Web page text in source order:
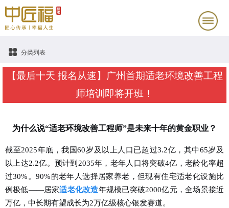
分类列表
【最后十天 报名从速】广州首期适老环境改善工程
师培训即将开班！
为什么说“适老环境改善工程师”是未来十年的黄金职业？
截至2025年底，我国60岁及以上人口已超过3.2亿 ，其中65岁及
以上达2.2亿。预计到2035年，老年人口将突破4亿 ，老龄化率超
过30%。90%的老年人选择居家养老，但现有住宅适老化设施比
例极低——居家适老化改造年规模已突破2000亿元，全场景接近
万亿，中长期有望成长为2万亿级核心银发赛道。